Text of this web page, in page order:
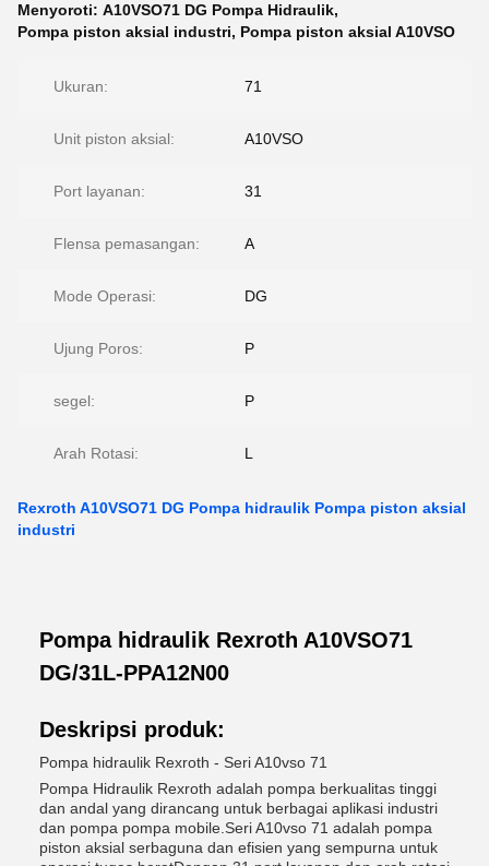
Menyoroti: A10VSO71 DG Pompa Hidraulik,
Pompa piston aksial industri, Pompa piston aksial A10VSO
Ukuran: 71
Unit piston aksial: A10VSO
Port layanan: 31
Flensa pemasangan: A
Mode Operasi: DG
Ujung Poros: P
segel: P
Arah Rotasi: L
Rexroth A10VSO71 DG Pompa hidraulik Pompa piston aksial
industri
Pompa hidraulik Rexroth A10VSO71
DG/31L-PPA12N00
Deskripsi produk:
Pompa hidraulik Rexroth - Seri A10vso 71
Pompa Hidraulik Rexroth adalah pompa berkualitas tinggi
dan andal yang dirancang untuk berbagai aplikasi industri
dan pompa pompa mobile.Seri A10vso 71 adalah pompa
piston aksial serbaguna dan efisien yang sempurna untuk